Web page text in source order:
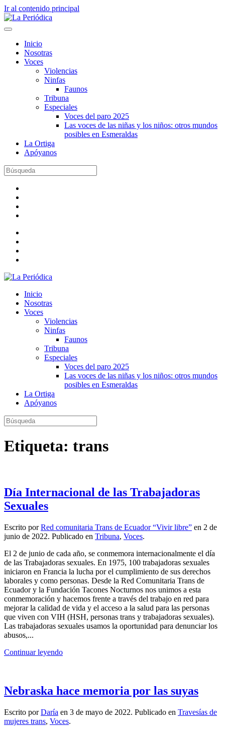
Ir al contenido principal
Inicio
Nosotras
Voces
Violencias
Ninfas
Faunos
Tribuna
Especiales
Voces del paro 2025
Las voces de las niñas y los niños: otros mundos
posibles en Esmeraldas
La Ortiga
Apóyanos
Inicio
Nosotras
Voces
Violencias
Ninfas
Faunos
Tribuna
Especiales
Voces del paro 2025
Las voces de las niñas y los niños: otros mundos
posibles en Esmeraldas
La Ortiga
Apóyanos
Etiqueta: trans
Día Internacional de las Trabajadoras
Sexuales
Escrito porRed comunitaria Trans de Ecuador “Vivir libre” en 2 de
junio de 2022. Publicado en Tribuna, Voces.
El 2 de junio de cada año, se conmemora internacionalmente el día
de las Trabajadoras sexuales. En 1975, 100 trabajadoras sexuales
iniciaron en Francia la lucha por el cumplimiento de sus derechos
laborales y como personas. Desde la Red Comunitaria Trans de
Ecuador y la Fundación Tacones Nocturnos nos unimos a esta
conmemoración y hacemos frente a través del trabajo en red para
mejorar la calidad de vida y el acceso a la salud para las personas
que viven con VIH (HSH, personas trans y trabajadoras sexuales).
Las trabajadoras sexuales usamos la oportunidad para denunciar los
abusos,...
Continuar leyendo
Nebraska hace memoria por las suyas
Escrito porDaría en 3 de mayo de 2022. Publicado en Travesías de
mujeres trans, Voces.